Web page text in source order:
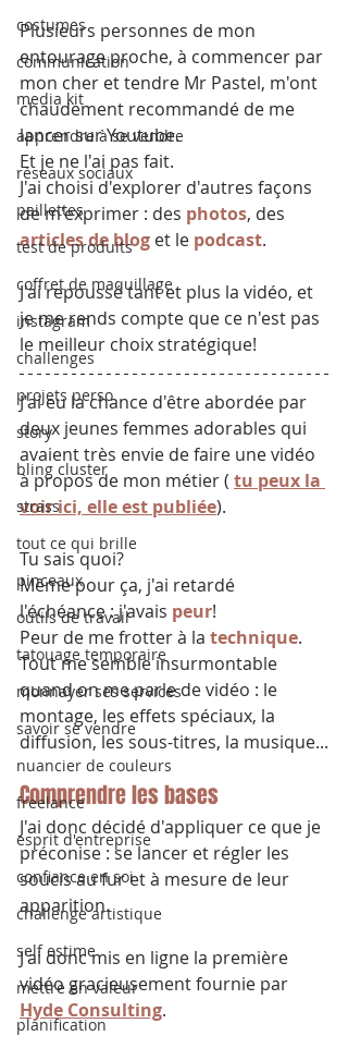
costumes
communication
media kit
apprendre à se vendre
réseaux sociaux
paillettes
test de produits
coffret de maquillage
instagram
challenges
projets perso
story
bling cluster
strass
tout ce qui brille
pinceaux
outils de travail
tatouage temporaire
monnayer ses services
savoir se vendre
nuancier de couleurs
freelance
esprit d'entreprise
confiance en soi
challenge artistique
self estime
mettre en valeur
planification
Plusieurs personnes de mon
entourage proche, à commencer par
mon cher et tendre Mr Pastel, m'ont
chaudement recommandé de me
lancer sur Youtube.
Et je ne l'ai pas fait.
J'ai choisi d'explorer d'autres façons
de m'exprimer : des photos, des
articles de blog et le podcast.
J'ai repoussé tant et plus la vidéo, et
je me rends compte que ce n'est pas
le meilleur choix stratégique!
J'ai eu la chance d'être abordée par
deux jeunes femmes adorables qui
avaient très envie de faire une vidéo
à propos de mon métier ( tu peux la
voir ici, elle est publiée).
Tu sais quoi?
Même pour ça, j'ai retardé
l'échéance : j'avais peur!
Peur de me frotter à la technique.
Tout me semble insurmontable
quand on me parle de vidéo : le
montage, les effets spéciaux, la
diffusion, les sous-titres, la musique...
Comprendre les bases
J'ai donc décidé d'appliquer ce que je
préconise : se lancer et régler les
soucis au fur et à mesure de leur
apparition.
J'ai donc mis en ligne la première
vidéo gracieusement fournie par
Hyde Consulting.